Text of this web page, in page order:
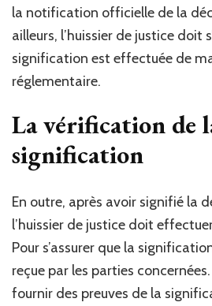
la notification officielle de la
ailleurs, l’huissier de justice doit
signification est effectuée de
réglementaire.
La vérification de
signification
En outre, après avoir signifié la
l’huissier de justice doit
Pour s’assurer que la
reçue par les parties
fournir des preuves de la